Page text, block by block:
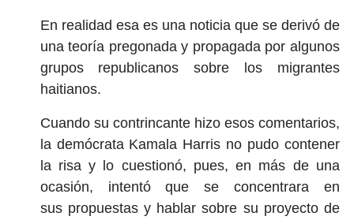
En realidad esa es una noticia que se derivó de
una teoría pregonada y propagada por algunos
grupos republicanos sobre los migrantes
haitianos.
Cuando su contrincante hizo esos comentarios,
la demócrata Kamala Harris no pudo contener
la risa y lo cuestionó, pues, en más de una
ocasión, intentó que se concentrara en
sus propuestasy hablar sobre su proyecto de